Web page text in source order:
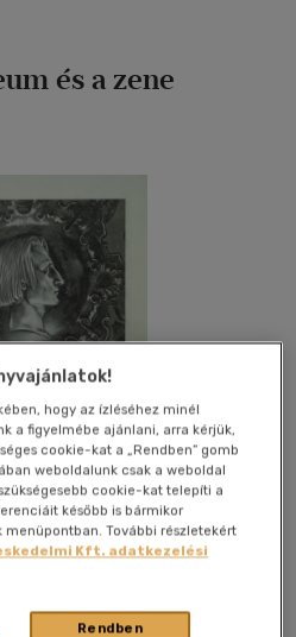
és a zene
hogy az ízléséhez minél
a figyelmébe ajánlani, arra kérjük,
cookie-kat a „Rendben” gomb
weboldalunk csak a weboldal
cookie-kat telepíti a
később is bármikor
További részletekért
Kft. adatkezelési
Rendben